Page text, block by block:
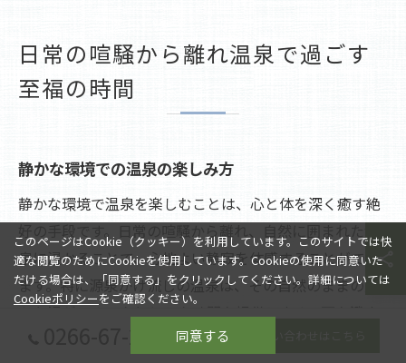
日常の喧騒から離れ温泉で過ごす
至福の時間
静かな環境での温泉の楽しみ方
静かな環境で温泉を楽しむことは、心と体を深く癒す絶
好の手段です。日常の喧騒から離れ、自然に囲まれた温
泉に浸かることで、心地よい静寂を体感することができ
ます。特に源泉かけ流しの温泉は、その自然のままの豊
かな湯が、ゆったりとした時間を提供します。耳を澄ま
せば、風が木々を揺らす音や、小鳥のさえずりが心を和
このページはCookie（クッキー）を利用しています。このサイトでは快
適な閲覧のためにCookieを使用しています。Cookieの使用に同意いた
だける場合は、「同意する」をクリックしてください。詳細については
Cookieポリシーをご確認ください。
同意する